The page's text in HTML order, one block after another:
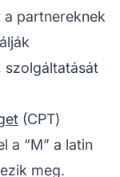
a partnereknek
szolgáltatását
(CPT)
a “M” a latin
meg.